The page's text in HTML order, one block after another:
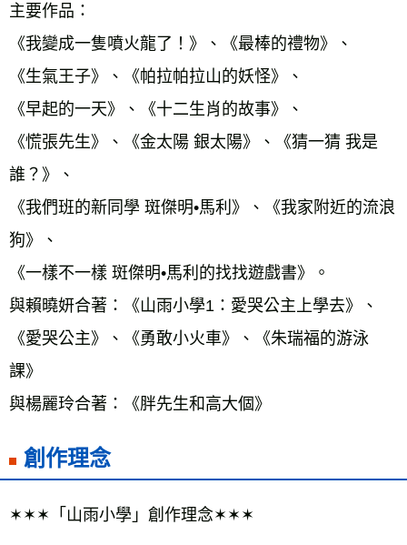
主要作品：
《我變成一隻噴火龍了！》、《最棒的禮物》、
《生氣王子》、《帕拉帕拉山的妖怪》、
《早起的一天》、《十二生肖的故事》、
《慌張先生》、《金太陽 銀太陽》、《猜一猜 我是
誰？》、
《我們班的新同學 斑傑明•馬利》、《我家附近的流浪
狗》、
《一樣不一樣 斑傑明•馬利的找找遊戲書》。
與賴曉妍合著：《山雨小學1：愛哭公主上學去》、
《愛哭公主》、《勇敢小火車》、《朱瑞福的游泳
課》
與楊麗玲合著：《胖先生和高大個》
創作理念
✶✶✶「山雨小學」創作理念✶✶✶